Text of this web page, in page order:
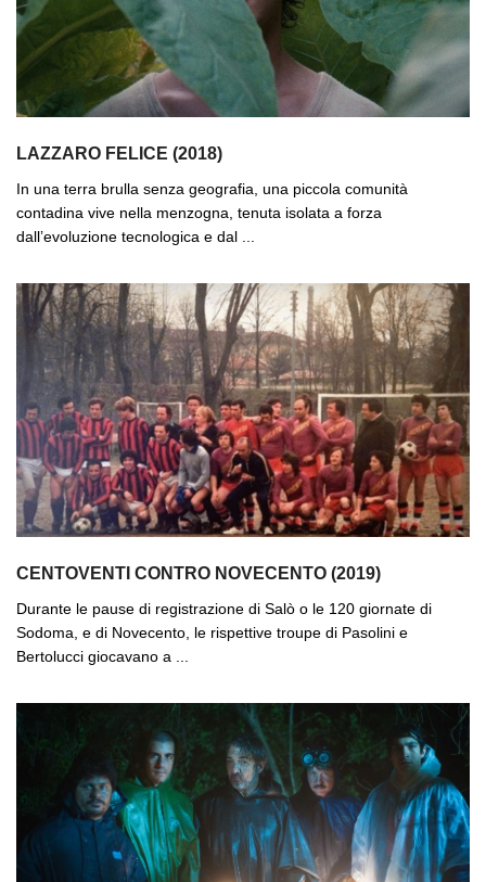
LAZZARO FELICE (2018)
In una terra brulla senza geografia, una piccola comunità
contadina vive nella menzogna, tenuta isolata a forza
dall’evoluzione tecnologica e dal ...
CENTOVENTI CONTRO NOVECENTO (2019)
Durante le pause di registrazione di Salò o le 120 giornate di
Sodoma, e di Novecento, le rispettive troupe di Pasolini e
Bertolucci giocavano a ...